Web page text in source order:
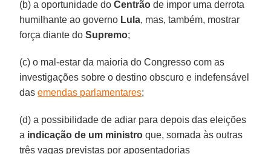
(b) a oportunidade doCentrão de impor uma derrota
humilhante ao governo Lula, mas, também, mostrar
força diante doSupremo;
(c) o mal-estar da maioria do Congresso com as
investigações sobre o destino obscuro e indefensável
dasemendas parlamentares;
(d) a possibilidade de adiar para depois das eleições
a indicação de um ministro que, somada às outras
três vagas previstas por aposentadorias